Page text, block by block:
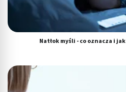
Natłok myśli - co oznacza i
Wykorzystywanie profili w celu
spersonalizowanych treści
Pomiar efektywności reklam
Rozumienie odbiorców dzięki
kombinacji danych z różnych